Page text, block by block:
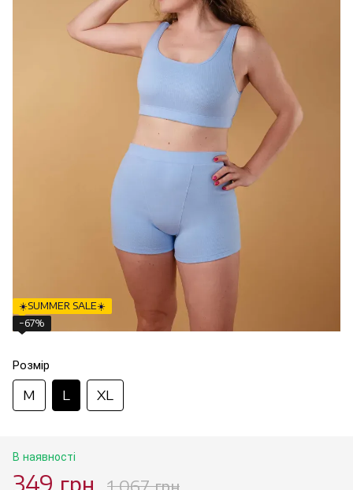
☀️SUMMER SALE☀️
−67%
Розмір
M L XL
В наявності
349 грн 1 067 грн